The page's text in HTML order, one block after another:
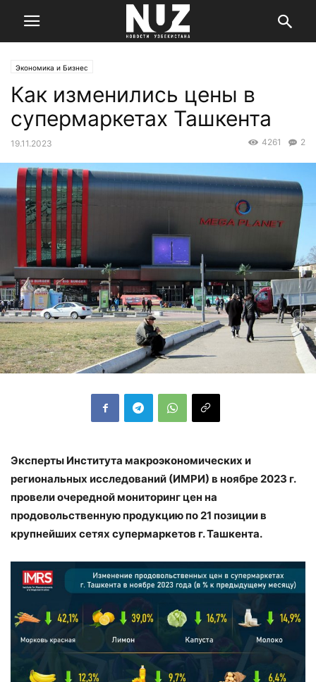
Экономика и Бизнес
Как изменились цены в
супермаркетах Ташкента
19.11.2023 2
4261
Эксперты Института макроэкономических и
региональных исследований (ИМРИ) в ноябре 2023 г.
провели очередной мониторинг цен на
продовольственную продукцию по 21 позиции в
крупнейших сетях супермаркетов г. Ташкента.